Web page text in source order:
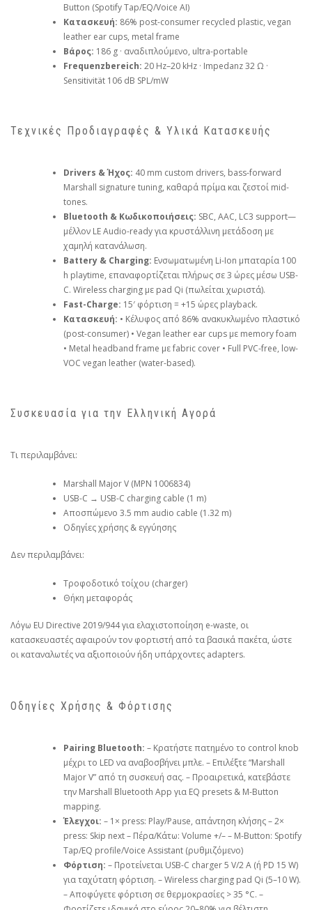
Button (Spotify Tap/EQ/Voice AI)
Κατασκευή: 86% post-consumer recycled plastic, vegan
leather ear cups, metal frame
Βάρος: 186 g · αναδιπλούμενο, ultra-portable
Frequenzbereich: 20 Hz–20 kHz · Impedanz 32 Ω ·
Sensitivität 106 dB SPL/mW
Τεχνικές Προδιαγραφές & Υλικά Κατασκευής
Drivers & Ήχος: 40 mm custom drivers, bass-forward
Marshall signature tuning, καθαρά πρίμα και ζεστοί mid-
tones.
Bluetooth & Κωδικοποιήσεις: SBC, AAC, LC3 support—
μέλλον LE Audio-ready για κρυστάλλινη μετάδοση με
χαμηλή κατανάλωση.
Battery & Charging: Ενσωματωμένη Li-Ion μπαταρία 100
h playtime, επαναφορτίζεται πλήρως σε 3 ώρες μέσω USB-
C. Wireless charging με pad Qi (πωλείται χωριστά).
Fast-Charge: 15′ φόρτιση = +15 ώρες playback.
Κατασκευή: • Κέλυφος από 86% ανακυκλωμένο πλαστικό
(post-consumer) • Vegan leather ear cups με memory foam
• Metal headband frame με fabric cover • Full PVC-free, low-
VOC vegan leather (water-based).
Συσκευασία για την Ελληνική Αγορά
Τι περιλαμβάνει:
Marshall Major V (MPN 1006834)
USB-C → USB-C charging cable (1 m)
Αποσπώμενο 3.5 mm audio cable (1.32 m)
Οδηγίες χρήσης & εγγύησης
Δεν περιλαμβάνει:
Τροφοδοτικό τοίχου (charger)
Θήκη μεταφοράς
Λόγω EU Directive 2019/944 για ελαχιστοποίηση e-waste, οι
κατασκευαστές αφαιρούν τον φορτιστή από τα βασικά πακέτα, ώστε
οι καταναλωτές να αξιοποιούν ήδη υπάρχοντες adapters.
Οδηγίες Χρήσης & Φόρτισης
Pairing Bluetooth: – Κρατήστε πατημένο το control knob
μέχρι το LED να αναβοσβήνει μπλε. – Επιλέξτε “Marshall
Major V” από τη συσκευή σας. – Προαιρετικά, κατεβάστε
την Marshall Bluetooth App για EQ presets & M-Button
mapping.
Έλεγχοι: – 1× press: Play/Pause, απάντηση κλήσης – 2×
press: Skip next – Πέρα/Κάτω: Volume +/– – M-Button: Spotify
Tap/EQ profile/Voice Assistant (ρυθμιζόμενο)
Φόρτιση: – Προτείνεται USB-C charger 5 V/2 A (ή PD 15 W)
για ταχύτατη φόρτιση. – Wireless charging pad Qi (5–10 W).
– Αποφύγετε φόρτιση σε θερμοκρασίες > 35 °C. –